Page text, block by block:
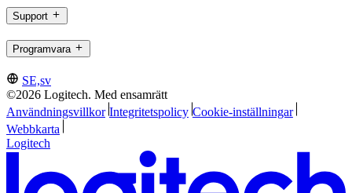
Support
Programvara
SE,sv
©2026 Logitech. Med ensamrätt
Användningsvillkor Integritetspolicy Cookie-inställningar
Webbkarta
Logitech